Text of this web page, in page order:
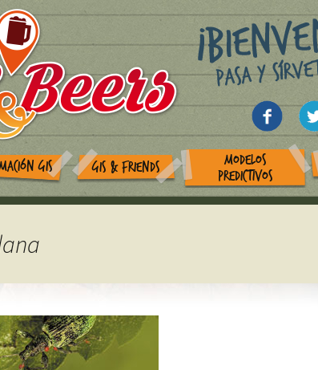
GIS GIS & FRIENDS
MODELOS
PREDICTIVOS